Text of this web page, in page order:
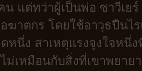
น แต่ทว่าผู้เป็นพ่อ ซาวีเย
ฆาตกร โดยใช้อาวุธปืนไ
ดหนึ่ง สาเหตุแรงจูงใจหนึ่
ม่เหมือนกับสิ่งที่เขาพยา